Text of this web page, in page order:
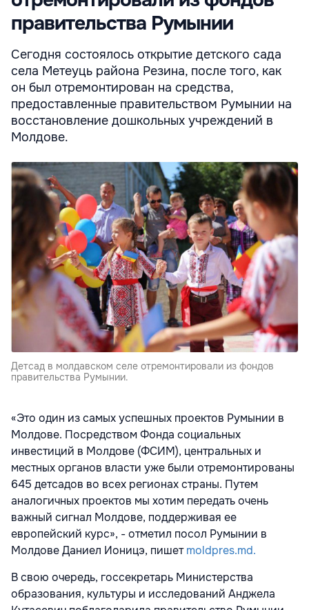
правительства Румынии
Сегодня состоялось открытие детского сада
села Метеуць района Резина, после того, как
он был отремонтирован на средства,
предоставленные правительством Румынии на
восстановление дошкольных учреждений в
Молдове.
Детсад в молдавском селе отремонтировали из фондов
правительства Румынии.
«Это один из самых успешных проектов Румынии в
Молдове. Посредством Фонда социальных
инвестиций в Молдове (ФСИМ), центральных и
местных органов власти уже были отремонтированы
645 детсадов во всех регионах страны. Путем
аналогичных проектов мы хотим передать очень
важный сигнал Молдове, поддерживая ее
европейский курс», - отметил посол Румынии в
Молдове Даниел Ионицэ, пишетmoldpres.md.
В свою очередь, госсекретарь Министерства
образования, культуры и исследований Анджела